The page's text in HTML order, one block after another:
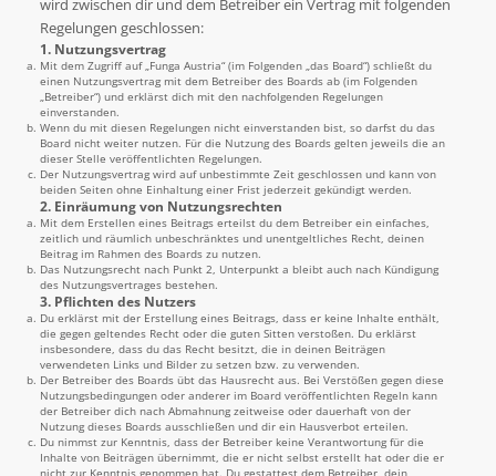
wird zwischen dir und dem Betreiber ein Vertrag mit folgenden
Regelungen geschlossen:
1. Nutzungsvertrag
Mit dem Zugriff auf „Funga Austria“ (im Folgenden „das Board“) schließt du
einen Nutzungsvertrag mit dem Betreiber des Boards ab (im Folgenden
„Betreiber“) und erklärst dich mit den nachfolgenden Regelungen
einverstanden.
Wenn du mit diesen Regelungen nicht einverstanden bist, so darfst du das
Board nicht weiter nutzen. Für die Nutzung des Boards gelten jeweils die an
dieser Stelle veröffentlichten Regelungen.
Der Nutzungsvertrag wird auf unbestimmte Zeit geschlossen und kann von
beiden Seiten ohne Einhaltung einer Frist jederzeit gekündigt werden.
2. Einräumung von Nutzungsrechten
Mit dem Erstellen eines Beitrags erteilst du dem Betreiber ein einfaches,
zeitlich und räumlich unbeschränktes und unentgeltliches Recht, deinen
Beitrag im Rahmen des Boards zu nutzen.
Das Nutzungsrecht nach Punkt 2, Unterpunkt a bleibt auch nach Kündigung
des Nutzungsvertrages bestehen.
3. Pflichten des Nutzers
Du erklärst mit der Erstellung eines Beitrags, dass er keine Inhalte enthält,
die gegen geltendes Recht oder die guten Sitten verstoßen. Du erklärst
insbesondere, dass du das Recht besitzt, die in deinen Beiträgen
verwendeten Links und Bilder zu setzen bzw. zu verwenden.
Der Betreiber des Boards übt das Hausrecht aus. Bei Verstößen gegen diese
Nutzungsbedingungen oder anderer im Board veröffentlichten Regeln kann
der Betreiber dich nach Abmahnung zeitweise oder dauerhaft von der
Nutzung dieses Boards ausschließen und dir ein Hausverbot erteilen.
Du nimmst zur Kenntnis, dass der Betreiber keine Verantwortung für die
Inhalte von Beiträgen übernimmt, die er nicht selbst erstellt hat oder die er
nicht zur Kenntnis genommen hat. Du gestattest dem Betreiber, dein